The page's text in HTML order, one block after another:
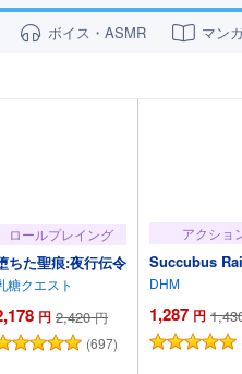
ボイス・ASMR マン
ロールプレイング
ちた聖痕:夜行伝令
糖クエスト
円 2,420 円
(697)
アクショ
Succubus
DHM
1,287 円